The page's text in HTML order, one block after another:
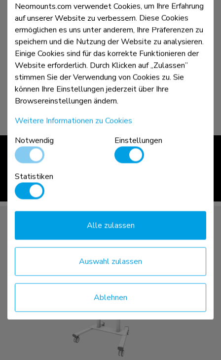
MOVE | Up
ansehen >
Neomounts.com verwendet Cookies, um Ihre Erfahrung
auf unserer Website zu verbessern. Diese Cookies
ermöglichen es uns unter anderem, Ihre Präferenzen zu
speichern und die Nutzung der Website zu analysieren.
Einige Cookies sind für das korrekte Funktionieren der
Website erforderlich. Durch Klicken auf „Zulassen”
stimmen Sie der Verwendung von Cookies zu. Sie
können Ihre Einstellungen jederzeit über Ihre
Browsereinstellungen ändern.
Weitere Informationen zu Cookies
Notwendig
Einstellungen
Statistiken
Ablehnen
Auswahl zulassen
Alle zulassen